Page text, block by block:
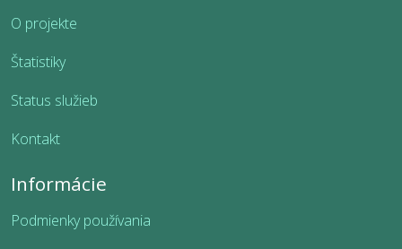
O projekte
Štatistiky
Status služieb
Kontakt
Informácie
Podmienky používania